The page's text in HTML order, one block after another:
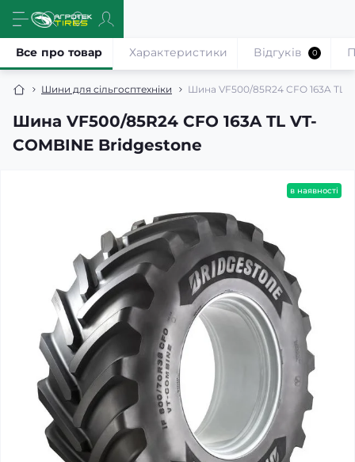
Шини для сільгосптехніки Шина VF500/85R24 CFO 163A TL
Шина VF500/85R24 CFO 163A TL VT-
COMBINE Bridgestone
Все про товар Характеристики Відгуків 0
в наявності